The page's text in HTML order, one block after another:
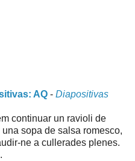
AQ - Diapositivas
continuar un ravioli de
sopa de salsa romesco,
ne a cullerades plenes.